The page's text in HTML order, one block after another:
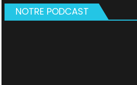
NOTRE PODCAST